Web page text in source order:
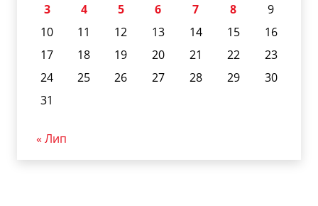
3
4 5 6 7 8
9
10
11 12 13 14 15
16
17
18 19 20 21 22
23
24
25 26 27 28 29
30
31
« Лип